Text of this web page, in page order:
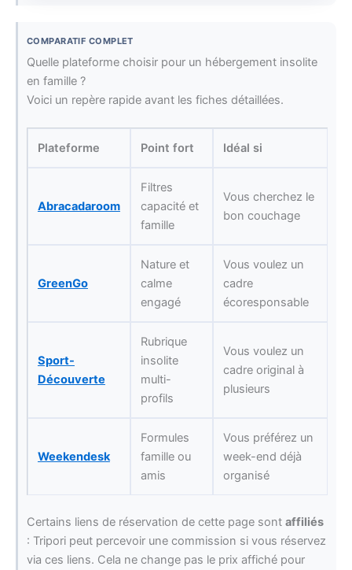
COMPARATIF COMPLET
Quelle plateforme choisir pour un hébergement insolite
en famille ?
Voici un repère rapide avant les fiches détaillées.
Plateforme Point fort Idéal si
Abracadaroom
Filtres
capacité et
famille
Vous cherchez le
bon couchage
GreenGo
Nature et
calme
engagé
Vous voulez un
cadre
écoresponsable
Sport-
Découverte
Rubrique
insolite
multi-
profils
Vous voulez un
cadre original à
plusieurs
Weekendesk
Formules
famille ou
amis
Vous préférez un
week-end déjà
organisé
Certains liens de réservation de cette page sont affiliés
: Tripori peut percevoir une commission si vous réservez
via ces liens. Cela ne change pas le prix affiché pour